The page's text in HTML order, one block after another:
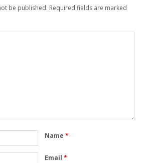
be published. Required fields are marked
Name*
Email*